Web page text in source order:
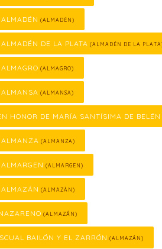
(ALMADÉN)
DE LA PLATA (ALMADÉN DE LA
(ALMAGRO)
(ALMANSA)
HONOR DE MARÍA SANTÍSIMA DE BELÉN
(ALMANZA)
(ALMARGEN)
(ALMAZÁN)
(ALMAZÁN)
BAILÓN Y EL ZARRÓN (ALMAZÁN)